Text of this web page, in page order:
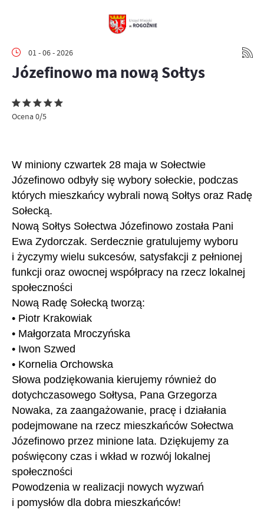
01 - 06 - 2026
Józefinowo ma nową Sołtys
Ocena 0/5
W miniony czwartek 28 maja w Sołectwie
Józefinowo odbyły się wybory sołeckie, podczas
których mieszkańcy wybrali nową Sołtys oraz Radę
Sołecką.
Nową Sołtys Sołectwa Józefinowo została Pani
Ewa Zydorczak. Serdecznie gratulujemy wyboru
i życzymy wielu sukcesów, satysfakcji z pełnionej
funkcji oraz owocnej współpracy na rzecz lokalnej
społeczności
Nową Radę Sołecką tworzą:
• Piotr Krakowiak
• Małgorzata Mroczyńska
• Iwon Szwed
• Kornelia Orchowska
Słowa podziękowania kierujemy również do
dotychczasowego Sołtysa, Pana Grzegorza
Nowaka, za zaangażowanie, pracę i działania
podejmowane na rzecz mieszkańców Sołectwa
Józefinowo przez minione lata. Dziękujemy za
poświęcony czas i wkład w rozwój lokalnej
społeczności
Powodzenia w realizacji nowych wyzwań
i pomysłów dla dobra mieszkańców!